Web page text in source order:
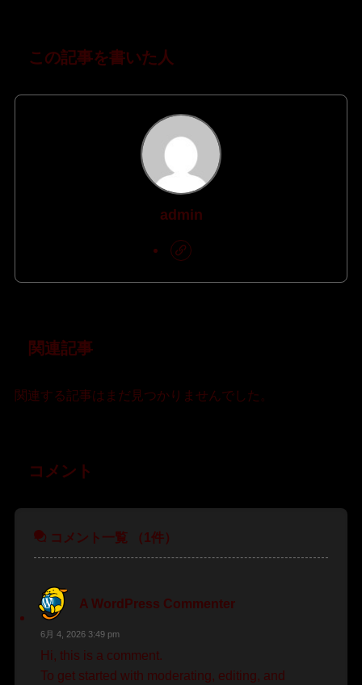
この記事を書いた人
admin
関連記事
関連する記事はまだ見つかりませんでした。
コメント
コメント一覧 （1件）
A WordPress Commenter
6月 4, 2026 3:49 pm
Hi, this is a comment.
To get started with moderating, editing, and